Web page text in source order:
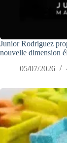
Junior Rodriguez
nouvelle dimension
05/07/2026